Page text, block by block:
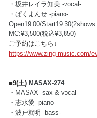
・坂井レイラ知美 -vocal-
・ぱくよんせ -piano-
Open19:00/Start19:30(2shows
MC:¥3,500(税込¥3,850)
ご予約はこちら↓
https://www.zing-music.com/
■9(土) MASAX-274
・MASAX -sax & vocal-
・志水愛 -piano-
・波戸就明 -bass-